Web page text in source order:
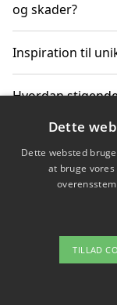
og skader?
Inspiration til
Hvordan
Sådan vælger
vandreture i
Om
Dette
Dette websted
at bruge
TILLAD